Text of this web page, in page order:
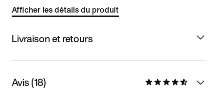
Afficher les détails du produit
Livraison et retours
Avis (18)